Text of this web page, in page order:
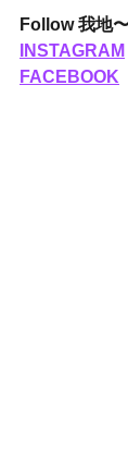
Follow 我地
INSTAGRAM
FACEBOOK